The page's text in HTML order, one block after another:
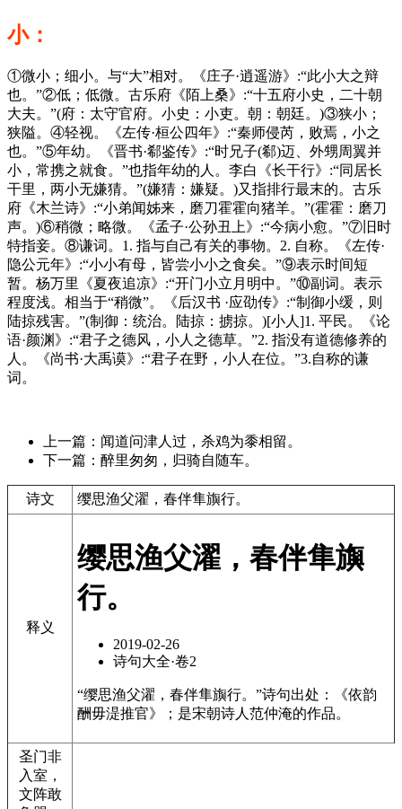
小：
①微小；细小。与“大”相对。《庄子·逍遥游》:“此小大之辩
也。”②低；低微。古乐府《陌上桑》:“十五府小史，二十朝
大夫。”(府：太守官府。小史：小吏。朝：朝廷。)③狭小；
狭隘。④轻视。《左传·桓公四年》:“秦师侵芮，败焉，小之
也。”⑤年幼。《晋书·郗鉴传》:“时兄子(郗)迈、外甥周翼并
小，常携之就食。”也指年幼的人。李白《长干行》:“同居长
干里，两小无嫌猜。”(嫌猜：嫌疑。)又指排行最末的。古乐
府《木兰诗》:“小弟闻姊来，磨刀霍霍向猪羊。”(霍霍：磨刀
声。)⑥稍微；略微。《孟子·公孙丑上》:“今病小愈。”⑦旧时
特指妾。⑧谦词。1. 指与自己有关的事物。2. 自称。《左传·
隐公元年》:“小小有母，皆尝小小之食矣。”⑨表示时间短
暂。杨万里《夏夜追凉》:“开门小立月明中。”⑩副词。表示
程度浅。相当于“稍微”。《后汉书 ·应劭传》:“制御小缓，则
陆掠残害。”(制御：统治。陆掠：掳掠。)[小人]1. 平民。《论
语·颜渊》:“君子之德风，小人之德草。”2. 指没有道德修养的
人。《尚书·大禹谟》:“君子在野，小人在位。”3.自称的谦
词。
上一篇：闻道问津人过，杀鸡为黍相留。
下一篇：醉里匆匆，归骑自随车。
诗文 缨思渔父濯，春伴隼旟行。
释义
缨思渔父濯，春伴隼旟
行。
2019-02-26
诗句大全·卷2
“缨思渔父濯，春伴隼旟行。”诗句出处：《依韵
酬毋湜推官》；是宋朝诗人范仲淹的作品。
圣门非
入室，
文阵敢